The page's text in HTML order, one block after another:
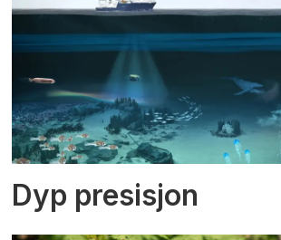
Dyp presisjon